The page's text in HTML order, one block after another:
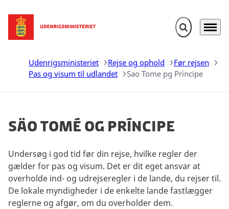
Gå til forsiden Fold søgefelt
Menu
Udenrigsministeriet Rejse og ophold
Før rejsen
Pas og visum til udlandet
Sao Tome pg Principe
Säo Tomé og Príncipe
Undersøg i god tid før din rejse, hvilke regler der
gælder for pas og visum. Det er dit eget ansvar at
overholde ind- og udrejseregler i de lande, du rejser til.
De lokale myndigheder i de enkelte lande fastlægger
reglerne og afgør, om du overholder dem.